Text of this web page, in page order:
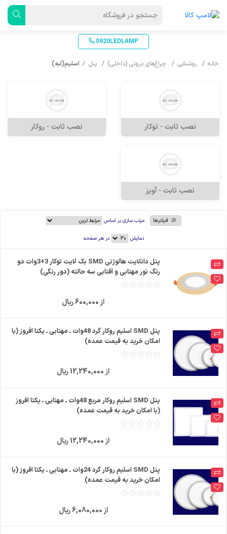
0920LEDLAMP
خانه روشنایی چراغ‌های درونی (داخلی) پنل اسلیم(لبه)
نصب ثابت - توکار نصب ثابت - روکار
نصب ثابت - آویز
فیلترها مرتب سازی بر اساس
نمایش در هر صفحه
پنل دانلایت هالوژنی SMD بک لایت توکار 3+3وات دو
رنگ نور مهتابی و آفتابی سه حالته (دور رنگی)
از 600,000 ریال
پنل SMD اسلیم روکار گرد 48وات ـ مهتابی ـ یکتا افروز (با
امکان خرید به قیمت عمده)
از 12,240,000 ریال
پنل SMD اسلیم روکار مربع 48وات ـ مهتابی ـ یکتا افروز
(با امکان خرید به قیمت عمده)
از 12,240,000 ریال
پنل SMD اسلیم روکار گرد 24وات ـ مهتابی ـ یکتا افروز (با
امکان خرید به قیمت عمده)
از 6,080,000 ریال